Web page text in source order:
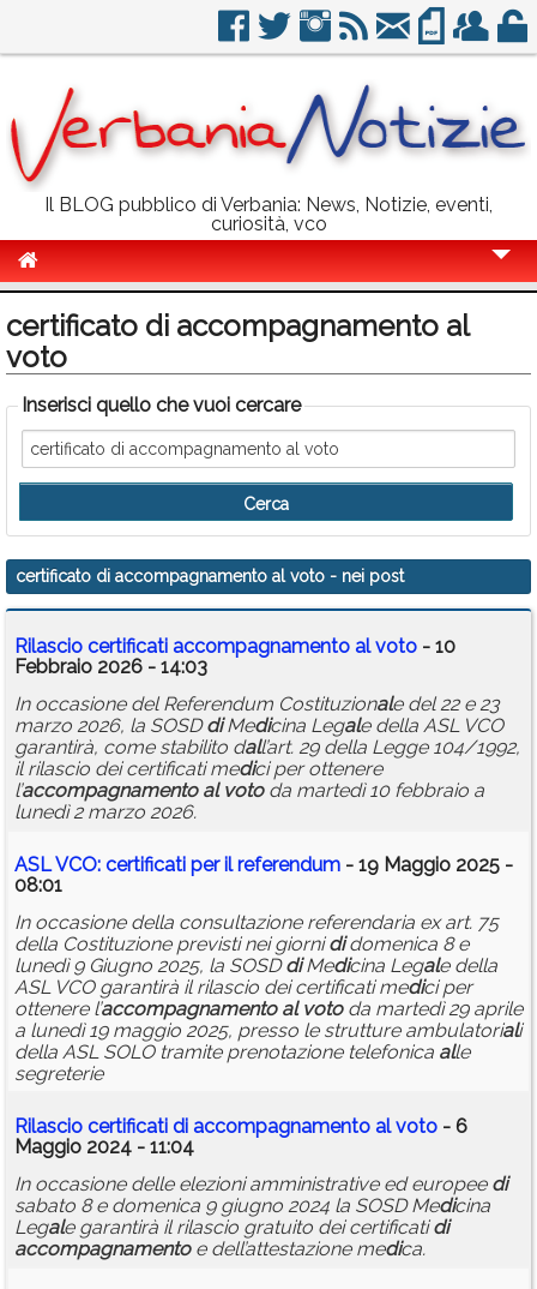
Il BLOG pubblico di Verbania: News, Notizie, eventi,
curiosità, vco
Politica
Sport
Eventi
Info Utili
Rubriche
Calendario
Annunci
certificato di accompagnamento al
voto
Inserisci quello che vuoi cercare
certificato di accompagnamento al voto - nei post
Rilascio certificati accompagnamento al voto - 10
Febbraio 2026 - 14:03
In occasione del Referendum Costituzionale del 22 e 23
marzo 2026, la SOSDdiMedicina Legale della ASL VCO
garantirà, come stabilito dall’art. 29 della Legge 104/1992,
il rilascio dei certificati medici per ottenere
l’accompagnamento al votoda martedì 10 febbraio a
lunedì 2 marzo 2026.
ASL VCO: certificati per il referendum - 19 Maggio 2025 -
08:01
In occasione della consultazione referendaria ex art. 75
della Costituzione previsti nei giornididomenica 8 e
lunedì 9 Giugno 2025, la SOSDdiMedicina Legale della
ASL VCO garantirà il rilascio dei certificati medici per
ottenere l’accompagnamento al votoda martedì 29 aprile
a lunedì 19 maggio 2025, presso le strutture ambulatoriali
della ASL SOLO tramite prenotazione telefonica alle
segreterie
Rilascio certificati di accompagnamento al voto - 6
Maggio 2024 - 11:04
In occasione delle elezioni amministrative ed europee di
sabato 8 e domenica 9 giugno 2024 la SOSD Medicina
Legale garantirà il rilascio gratuito dei certificatidi
accompagnamentoe dell’attestazione medica.